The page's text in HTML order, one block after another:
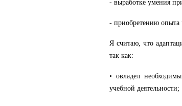
- выработке умения
- приобретению опыта
Я считаю, что
так как:
• овладел
учебной деятельности;